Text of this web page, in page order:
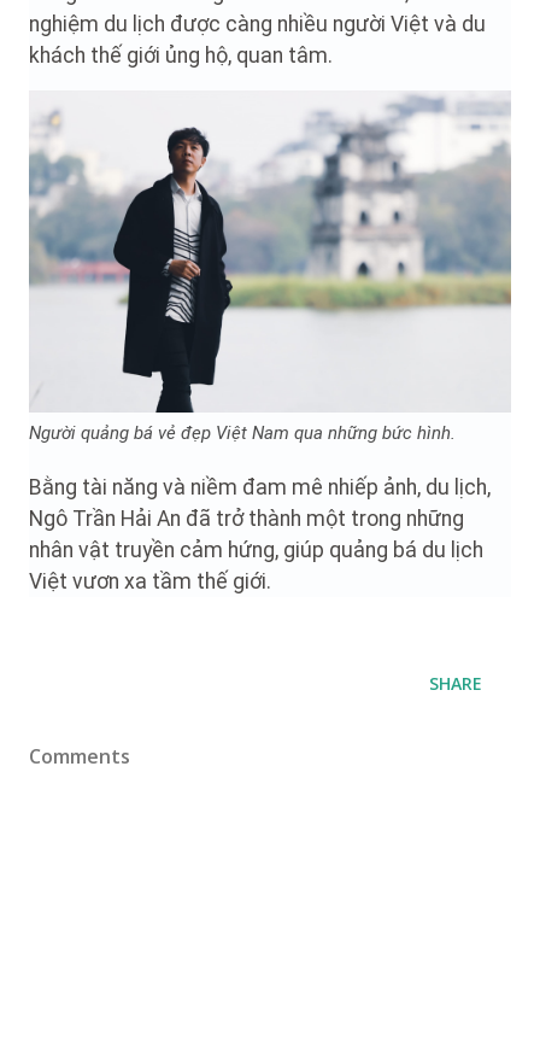
nghiệm du lịch được càng nhiều người Việt và du
khách thế giới ủng hộ, quan tâm.
Người quảng bá vẻ đẹp Việt Nam qua những bức hình.
Bằng tài năng và niềm đam mê nhiếp ảnh, du lịch,
Ngô Trần Hải An đã trở thành một trong những
nhân vật truyền cảm hứng, giúp quảng bá du lịch
Việt vươn xa tầm thế giới.
SHARE
Comments